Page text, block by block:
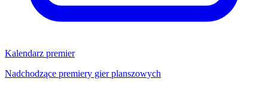
Kalendarz premier
Nadchodzące premiery gier planszowych